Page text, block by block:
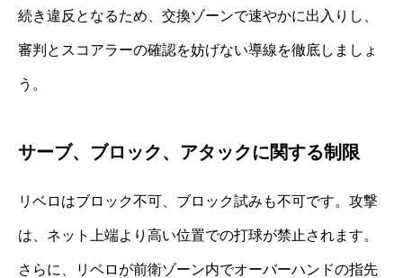
続き違反となるため、交換ゾーンで速やかに出入りし、
審判とスコアラーの確認を妨げない導線を徹底しましょ
う。
サーブ、ブロック、アタックに関する制限
リベロはブロック不可、ブロック試みも不可です。攻撃
は、ネット上端より高い位置での打球が禁止されます。
さらに、リベロが前衛ゾーン内でオーバーハンドの指先